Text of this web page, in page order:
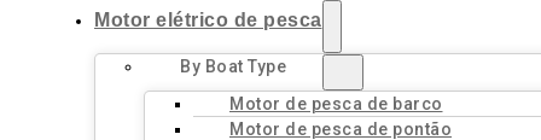
Motor elétrico de pesca
By Boat Type
Motor de pesca de barco
Motor de pesca de pontão